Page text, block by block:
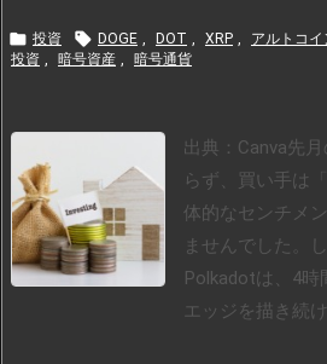
 投資  DOGE , DOT , XRP , アルトコイ
投資 , 暗号資産 , 暗号通貨
出典：Canva先
らず、買い手は
体的なセンチメ
ませんでした。
Polkadotは、4時
エッジを描き続